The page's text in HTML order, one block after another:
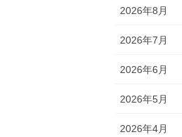
2026年8月
2026年7月
2026年6月
2026年5月
2026年4月